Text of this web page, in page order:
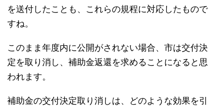
を送付したことも、これらの規程に対応したもので
すね。
このまま年度内に公開がされない場合、市は交付決
定を取り消し、補助金返還を求めることになると思
われます。
補助金の交付決定取り消しは、どのような効果を引